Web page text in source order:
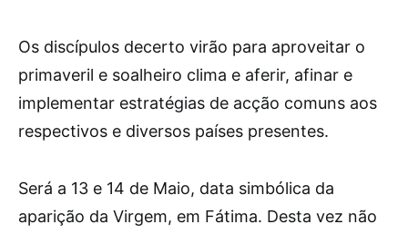
Os discípulos decerto virão para aproveitar o
primaveril e soalheiro clima e aferir, afinar e
implementar estratégias de acção comuns aos
respectivos e diversos países presentes.
Será a 13 e 14 de Maio, data simbólica da
aparição da Virgem, em Fátima. Desta vez não